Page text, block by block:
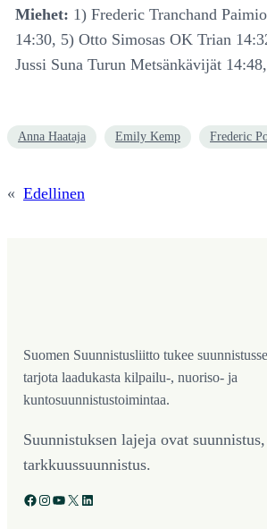
Miehet: 1) Frederic Tranchand
14:30, 5) Otto Simosas OK Trian
Jussi Suna Turun Metsänkävijät
Anna Haataja Emily Kemp Frederic
« Edellinen
Suomen Suunnistusliitto tukee
tarjota laadukasta kilpailu-, nuoriso- ja
kuntosuunnistustoimintaa.
Suunnistuksen lajeja ovat
tarkkuussuunnistus.
Facebook Instagram YouTube X LinkedIn